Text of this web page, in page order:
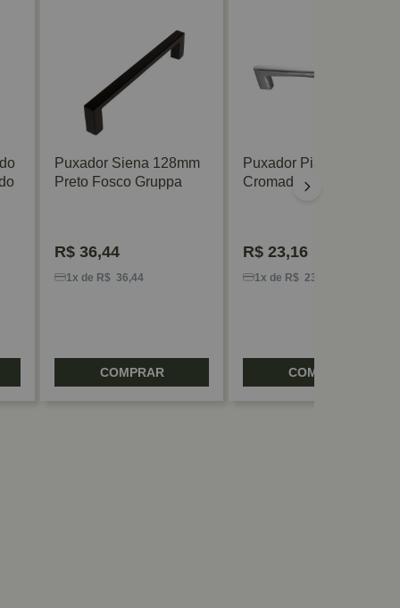
Puxador Siena 128mm
Preto Fosco Gruppa
R$ 36,44
1x de R$ 36,44
COMPRAR
Puxador Pianno 64mm
Cromado Gruppa
R$ 23,16
1x de R$ 23,16
COMPRAR